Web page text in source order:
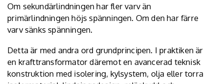
Om sekundärlindningen har fler varv än
primärlindningen höjs spänningen. Om den har färre
varv sänks spänningen.
Detta är med andra ord grundprincipen. I praktiken är
en krafttransformator däremot en avancerad teknisk
konstruktion med isolering, kylsystem, olja eller torra